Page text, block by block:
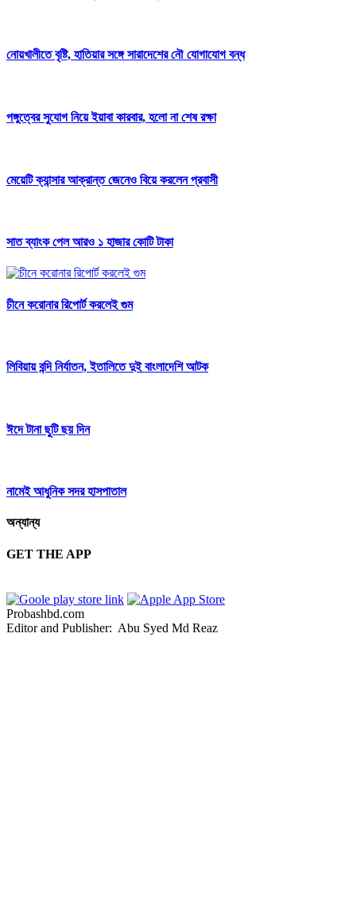
নোয়খালীতে বৃষ্টি, হাতিয়ার সঙ্গে সারাদেশের নৌ যোগাযোগ বন্ধ
পঙ্গুত্বের সুযোগ নিয়ে ইয়াবা কারবার, হলো না শেষ রক্ষা
মেয়েটি ক্যান্সার আক্রান্ত জেনেও বিয়ে করলেন প্রবাসী
সাত ব্যাংক পেল আরও ১ হাজার কোটি টাকা
চীনে করোনার রিপোর্ট করলেই গুম
লিবিয়ায় বন্দি নির্যাতন, ইতালিতে দুই বাংলাদেশি আটক
ঈদে টানা ছুটি ছয় দিন
নামেই আধুনিক সদর হাসপাতাল
অন্যান্য
GET THE APP
Probashbd.com
Editor and Publisher: Abu Syed Md Reaz